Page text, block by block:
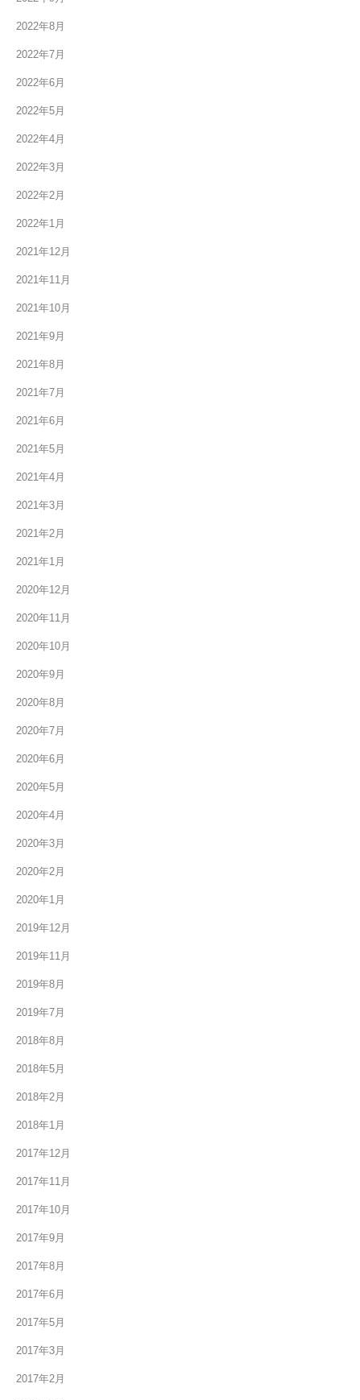
2022年8月
2022年7月
2022年6月
2022年5月
2022年4月
2022年3月
2022年2月
2022年1月
2021年12月
2021年11月
2021年10月
2021年9月
2021年8月
2021年7月
2021年6月
2021年5月
2021年4月
2021年3月
2021年2月
2021年1月
2020年12月
2020年11月
2020年10月
2020年9月
2020年8月
2020年7月
2020年6月
2020年5月
2020年4月
2020年3月
2020年2月
2020年1月
2019年12月
2019年11月
2019年8月
2019年7月
2018年8月
2018年5月
2018年2月
2018年1月
2017年12月
2017年11月
2017年10月
2017年9月
2017年8月
2017年6月
2017年5月
2017年3月
2017年2月